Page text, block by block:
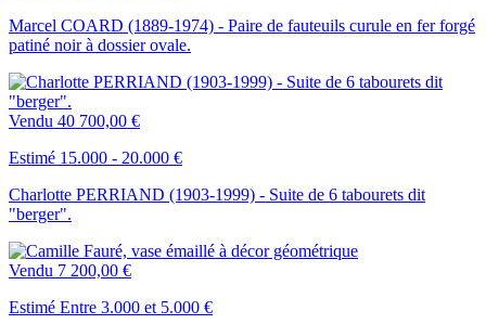
Marcel COARD (1889-1974) - Paire de fauteuils curule en fer forgé
patiné noir à dossier ovale.
Vendu 40 700,00 €
Estimé 15.000 - 20.000 €
Charlotte PERRIAND (1903-1999) - Suite de 6 tabourets dit
"berger".
Vendu 7 200,00 €
Estimé Entre 3.000 et 5.000 €